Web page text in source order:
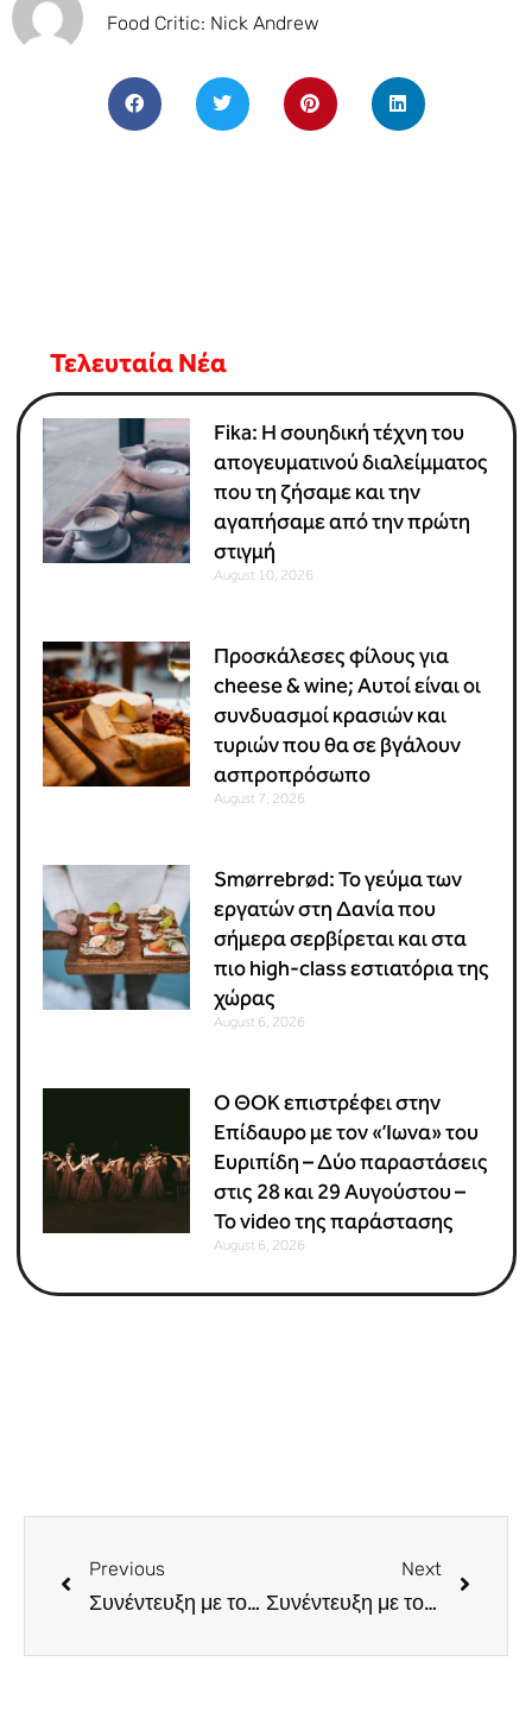
Food Critic: Nick Andrew
Τελευταία Νέα
Fika: Η σουηδική τέχνη του
απογευματινού διαλείμματος
που τη ζήσαμε και την
αγαπήσαμε από την πρώτη
στιγμή
August 10, 2026
Προσκάλεσες φίλους για
cheese & wine; Αυτοί είναι οι
συνδυασμοί κρασιών και
τυριών που θα σε βγάλουν
ασπροπρόσωπο
August 7, 2026
Smørrebrød: Το γεύμα των
εργατών στη Δανία που
σήμερα σερβίρεται και στα
πιο high-class εστιατόρια της
χώρας
August 6, 2026
Ο ΘΟΚ επιστρέφει στην
Επίδαυρο με τον «Ίωνα» του
Ευριπίδη – Δύο παραστάσεις
στις 28 και 29 Αυγούστου –
Το video της παράστασης
August 6, 2026
Previous
Συνέντευξη με τον Σεφ Thomas Bühner: Μια “γαστρονομική συμφωνία” τριών αστέρων στο Cap St Georges Hotel & Resort (Συνέντευξη στα Ελληνικά & Αγγλικά)
Next
Συνέντευξη με τον πολυβραβευμένο σεφ Λευτέρη Λαζάρου με την ευκαιρία της καθόδου του στην Κύπρο